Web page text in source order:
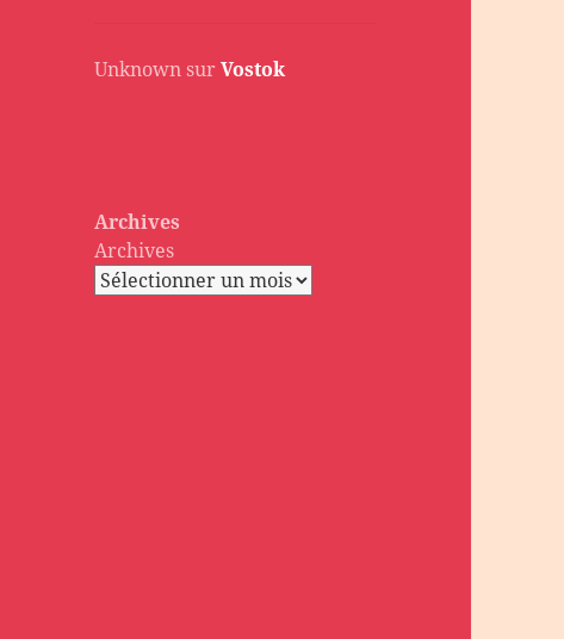
UnknownsurVostok
Archives
Archives